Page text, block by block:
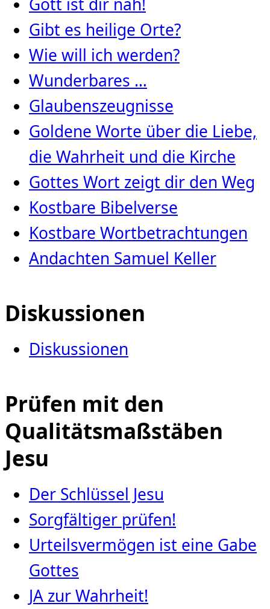
Gibt es heilige Orte?
Wie will ich werden?
Wunderbares …
Glaubenszeugnisse
Goldene Worte über die Liebe,
die Wahrheit und die Kirche
Gottes Wort zeigt dir den Weg
Kostbare Bibelverse
Kostbare Wortbetrachtungen
Andachten Samuel Keller
Diskussionen
Diskussionen
Prüfen mit den
Qualitätsmaßstäben
Jesu
Der Schlüssel Jesu
Sorgfältiger prüfen!
Urteilsvermögen ist eine Gabe
Gottes
JA zur Wahrheit!